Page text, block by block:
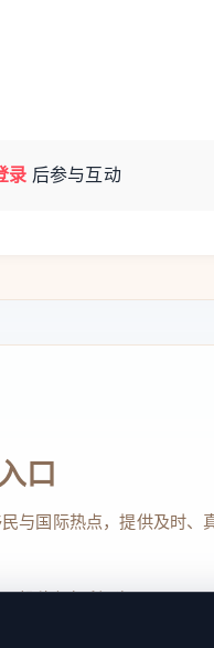
录 后参与互动
口
与国际热点，提供及时、
投稿与权利通知